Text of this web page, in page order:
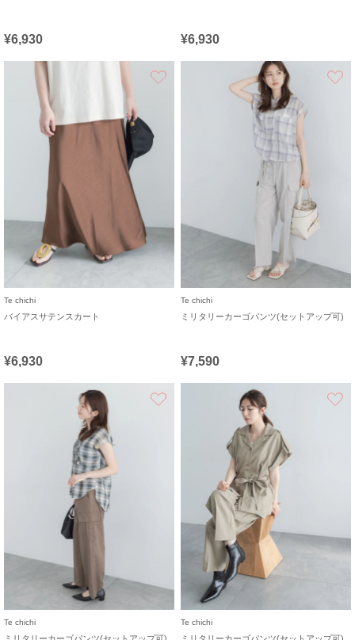
¥6,930 ¥6,930
Te chichi
バイアスサテンスカート
¥6,930
Te chichi
ミリタリーカーゴパンツ(セットアップ可)
¥7,590
Te chichi Te chichi